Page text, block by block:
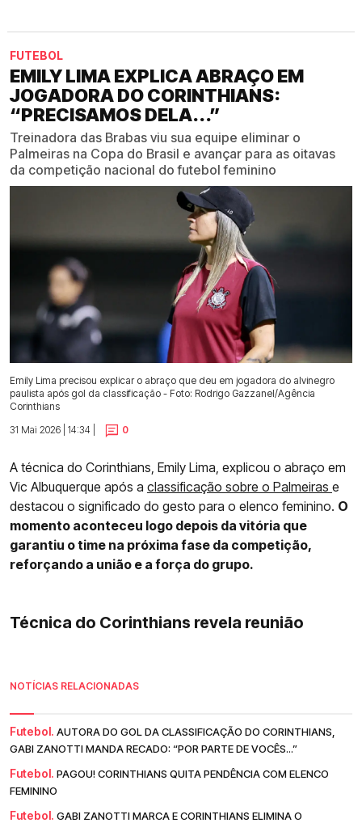
FUTEBOL
EMILY LIMA EXPLICA ABRAÇO EM
JOGADORA DO CORINTHIANS:
“PRECISAMOS DELA...”
Treinadora das Brabas viu sua equipe eliminar o
Palmeiras na Copa do Brasil e avançar para as oitavas
da competição nacional do futebol feminino
Emily Lima precisou explicar o abraço que deu em jogadora do alvinegro
paulista após gol da classificação - Foto: Rodrigo Gazzanel/Agência
Corinthians
31 Mai 2026 | 14:34 |
0
A técnica do Corinthians, Emily Lima, explicou o abraço em
Vic Albuquerque após a classificação sobre o Palmeiras e
destacou o significado do gesto para o elenco feminino. O
momento aconteceu logo depois da vitória que
garantiu o time na próxima fase da competição,
reforçando a união e a força do grupo.
Técnica do Corinthians revela reunião
NOTÍCIAS RELACIONADAS
Futebol. AUTORA DO GOL DA CLASSIFICAÇÃO DO CORINTHIANS,
GABI ZANOTTI MANDA RECADO: “POR PARTE DE VOCÊS...”
Futebol. PAGOU! CORINTHIANS QUITA PENDÊNCIA COM ELENCO
FEMININO
Futebol. GABI ZANOTTI MARCA E CORINTHIANS ELIMINA O